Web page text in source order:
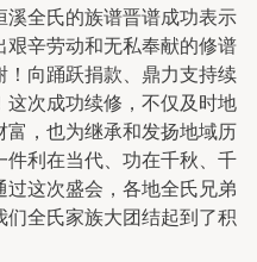
溪全氏的族谱晋谱成功表示
辛劳动和无私奉献的修谱
向踊跃捐款、鼎力支持续
次成功续修，不仅及时地
富，也为继承和发扬地域历
件利在当代、功在千秋、千
这次盛会，各地全氏兄弟
全氏家族大团结起到了积